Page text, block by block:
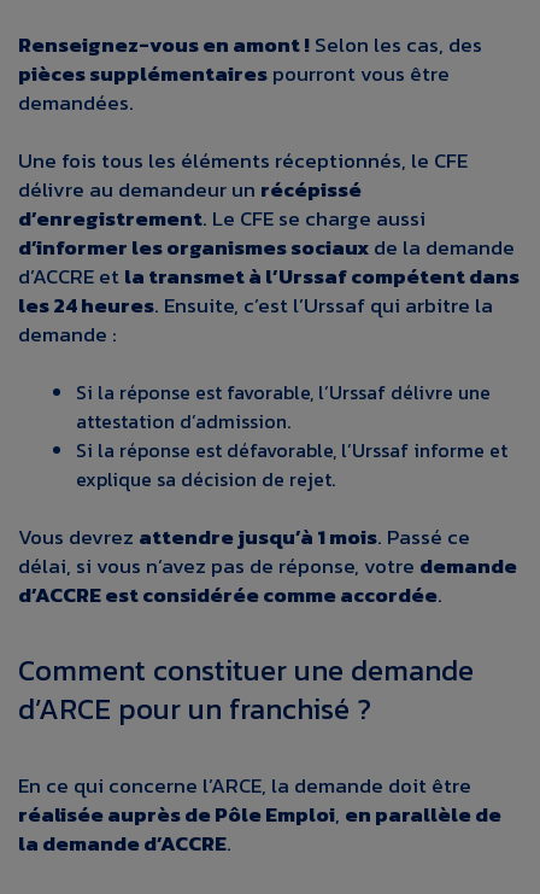
Renseignez-vous en amont !Selon les cas, des
pièces supplémentairespourront vous être
demandées.
Une fois tous les éléments réceptionnés, le CFE
délivre au demandeur un récépissé
d’enregistrement. Le CFE se charge aussi
d’informer les organismes sociauxde la demande
d’ACCRE et la transmet à l’Urssaf compétent dans
les 24 heures. Ensuite, c’est l’Urssaf qui arbitre la
demande :
Si la réponse est favorable, l’Urssaf délivre une
attestation d’admission.
Si la réponse est défavorable, l’Urssaf informe et
explique sa décision de rejet.
Vous devrez attendre jusqu’à 1 mois. Passé ce
délai, si vous n’avez pas de réponse, votre demande
d’ACCRE est considérée comme accordée.
Comment constituer une demande
d’ARCE pour un franchisé ?
En ce qui concerne l’ARCE, la demande doit être
réalisée auprès de Pôle Emploi, en parallèle de
la demande d’ACCRE.